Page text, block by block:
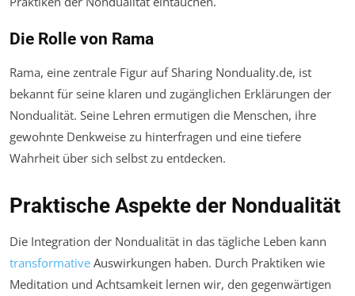
Die Rolle von Rama
Rama, eine zentrale Figur auf Sharing Nonduality.de, ist
bekannt für seine klaren und zugänglichen Erklärungen der
Nondualität. Seine Lehren ermutigen die Menschen, ihre
gewohnte Denkweise zu hinterfragen und eine tiefere
Wahrheit über sich selbst zu entdecken.
Praktische Aspekte der Nondualität
Die Integration der Nondualität in das tägliche Leben kann
transformative Auswirkungen haben. Durch Praktiken wie
Meditation und Achtsamkeit lernen wir, den gegenwärtigen